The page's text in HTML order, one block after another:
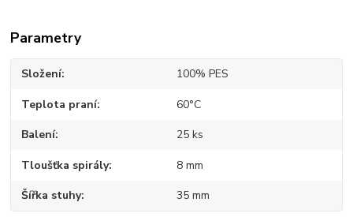
Parametry
Složení 100% PES
Teplota praní 60°C
Balení 25 ks
Tloušťka spirály 8 mm
Šířka stuhy 35 mm